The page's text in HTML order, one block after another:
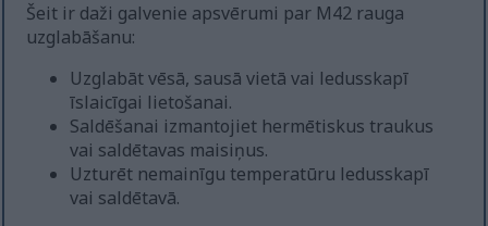
Šeit ir daži galvenie apsvērumi par M42 rauga
uzglabāšanu:
Uzglabāt vēsā, sausā vietā vai ledusskapī
īslaicīgai lietošanai.
Saldēšanai izmantojiet hermētiskus traukus
vai saldētavas maisiņus.
Uzturēt nemainīgu temperatūru ledusskapī
vai saldētavā.